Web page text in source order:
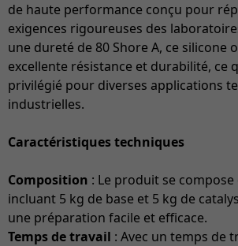
de haute performance conçu pour
exigences rigoureuses des
une dureté de 80 Shore A, ce silicone
excellente résistance et durabilité, ce
privilégié pour diverses applications
industrielles.
Caractéristiques techniques
Composition : Le produit se compose
incluant 5 kg de base et 5 kg de
une préparation facile et efficace.
Temps de travail : Avec un temps de